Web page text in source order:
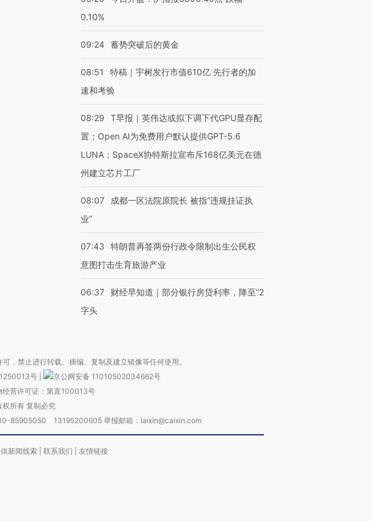
0.10%
09:24 蓄势突破后的黄金
08:51
特稿｜宇树发行市值610亿 先行者的加
速和考验
08:29
T早报｜英伟达或拟下调下代GPU显存配
置；Open AI为免费用户默认提供GPT-5.6
LUNA；SpaceX协特斯拉宣布斥168亿美元在德
州建立芯片工厂
08:07
成都一区法院原院长 被指“违规挂证执
业”
07:43
特朗普再签两份行政令限制出生公民权
意图打击生育旅游产业
06:37
财经早知道｜部分银行房贷利率，降至“2
字头
，禁止进行转载、摘编、复制及建立镜像等任何使用。
号
京公网安备 11010502034662号
经营许可证：第直100013号
所有 复制必究
85905050 13195200605 举报邮箱：laixin@caixin.com
新闻线索 联系我们 友情链接